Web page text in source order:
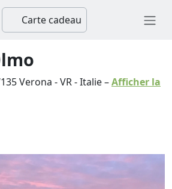
Carte cadeau
Verona -VR-Italie–Afficher la